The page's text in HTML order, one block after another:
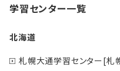
学習センター一覧
北海道
札幌大通学習センター[札